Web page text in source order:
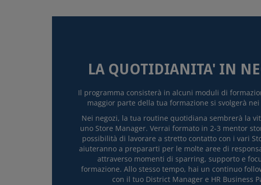
LA QUOTIDIANITA' IN
Il programma consisterà in alcuni moduli di
maggior parte della tua formazione si svolgerà
Nei negozi, la tua routine quotidiana sembrerà la
uno Store Manager. Verrai formato in 2-3 mentor
possibilità di lavorare a stretto contatto con i vari
aiuteranno a prepararti per le molte aree di
attraverso momenti di sparring, supporto e
formazione. Allo stesso tempo, hai un continuo
con il tuo District Manager e HR Business